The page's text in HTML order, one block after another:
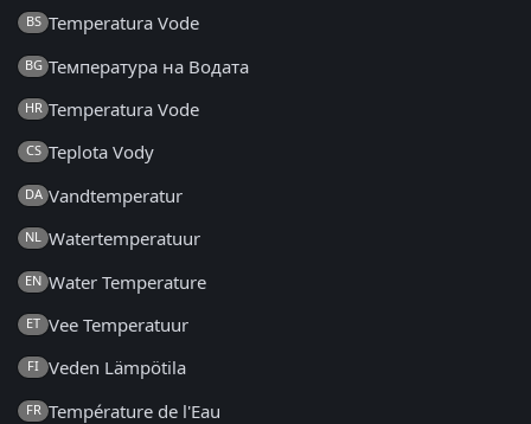
BS Temperatura Vode
BG Температура на Водата
HR Temperatura Vode
CS Teplota Vody
DA Vandtemperatur
NL Watertemperatuur
EN Water Temperature
ET Vee Temperatuur
FI Veden Lämpötila
FR Température de l'Eau